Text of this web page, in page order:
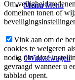
Menu Menu
0Winkelwagen
Om
domeinen tonen of
Vink aan om de
cookies te weigeren
nodig om deze
gevraagd wanneer u
tabblad opent.